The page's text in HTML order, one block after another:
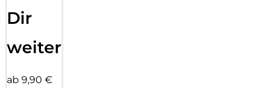
Dir
weiter
ab 9,90 €